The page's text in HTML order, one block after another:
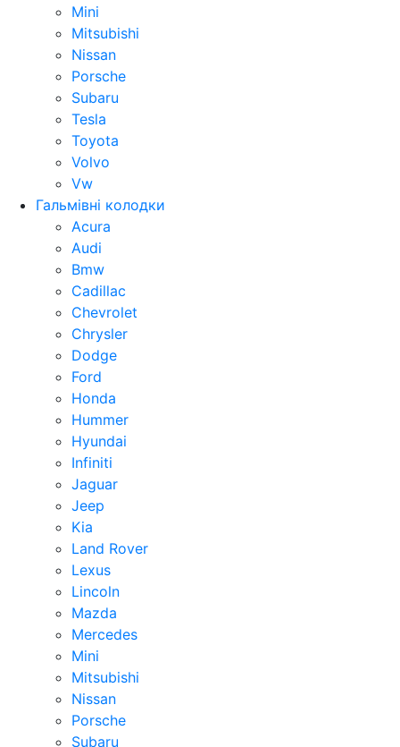
Mini
Mitsubishi
Nissan
Porsche
Subaru
Tesla
Toyota
Volvo
Vw
Гальмівні колодки
Acura
Audi
Bmw
Cadillac
Chevrolet
Chrysler
Dodge
Ford
Honda
Hummer
Hyundai
Infiniti
Jaguar
Jeep
Kia
Land Rover
Lexus
Lincoln
Mazda
Mercedes
Mini
Mitsubishi
Nissan
Porsche
Subaru